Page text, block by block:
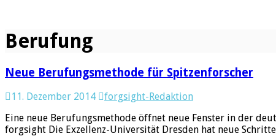
Berufung
Neue Berufungsmethode für Spitzenforscher
11. Dezember 2014
forgsight-Redaktion
Eine neue Berufungsmethode öffnet neue Fenster in der
forgsight Die Exzellenz-Universität Dresden hat neue